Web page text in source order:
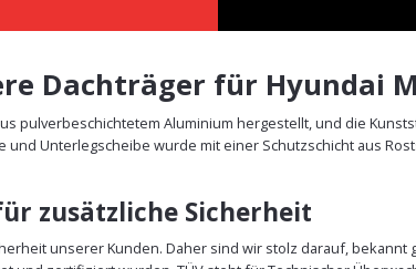
Dachträger für Hyundai
pulverbeschichtetem Aluminium hergestellt, und die
und Unterlegscheibe wurde mit einer Schutzschicht aus
zusätzliche Sicherheit
unserer Kunden. Daher sind wir stolz darauf,